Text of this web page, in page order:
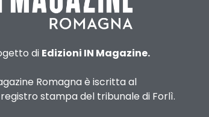
di Edizioni IN Magazine.
Romagna è iscritta al
stampa del tribunale di Forlì.